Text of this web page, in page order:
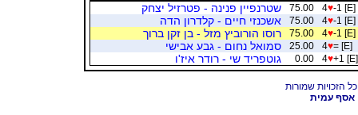
4♥-1 [E]
75.00 שטרנפיין פנינה - פטרזיל יצחק
4♥-1 [E]
75.00 אשכנזי חיים - קלדרון הדה
4♥-1 [E]
75.00 רוסו הורוביץ מזל - בן זקן ברוך
4♥= [E]
25.00 סמואל נחום - גבע אבישי
4♥+1 [E]
0.00 גוטפריד שי - רודר איז'ו
אסף עמית